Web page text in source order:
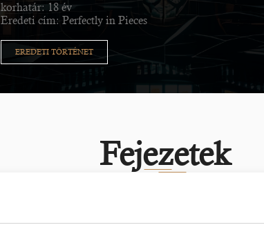
korhatár: 18 év
Eredeti cím: Perfectly in Pieces
EREDETI TÖRTÉNET
Fejezetek